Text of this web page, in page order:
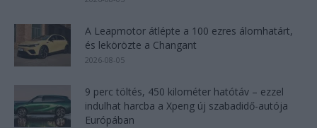
A Leapmotor átlépte a 100 ezres álomhatárt,
és lekörözte a Changant
2026-08-05
9 perc töltés, 450 kilométer hatótáv – ezzel
indulhat harcba a Xpeng új szabadidő-autója
Európában